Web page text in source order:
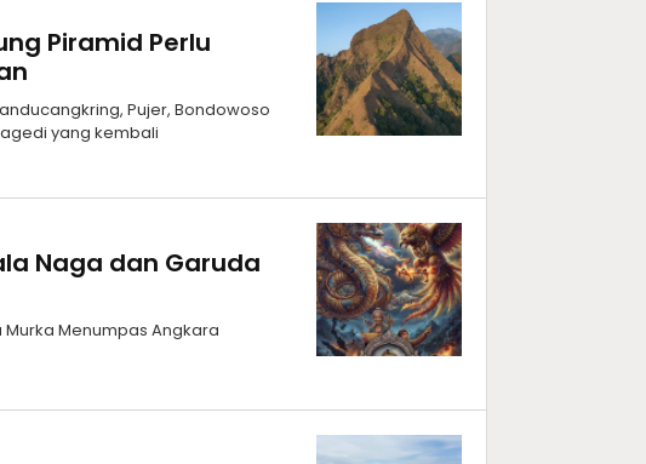
Piramid Perlu
Pujer, Bondowoso
yang kembali
Naga dan Garuda
Menumpas Angkara